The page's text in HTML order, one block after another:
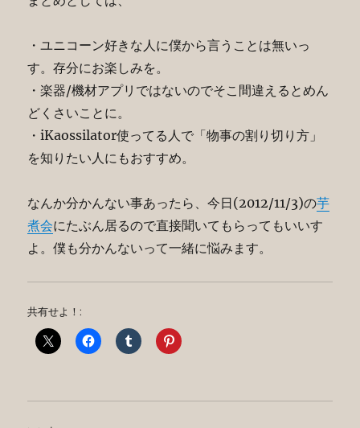
・ユニコーン好きな人に僕から言うことは無いっ
す。存分にお楽しみを。
・楽器/機材アプリではないのでそこ間違えるとめん
どくさいことに。
・iKaossilator使ってる人で「物事の割り切り方」
を知りたい人にもおすすめ。
なんか分かんない事あったら、今日(2012/11/3)の芋
煮会にたぶん居るので直接聞いてもらってもいいす
よ。僕も分かんないって一緒に悩みます。
共有せよ！: